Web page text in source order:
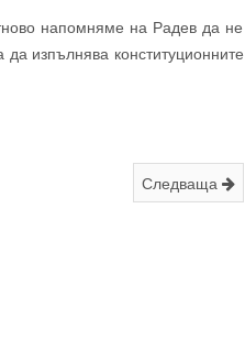
напомняме на Радев да не
изпълнява конституционните
Следваща